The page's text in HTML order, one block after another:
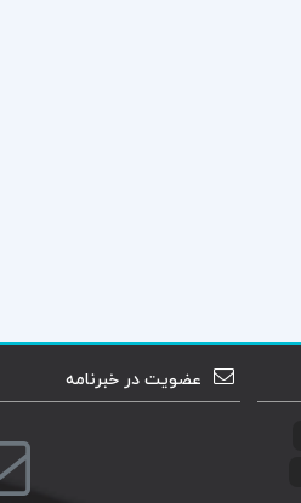
عضویت در خبرنامه